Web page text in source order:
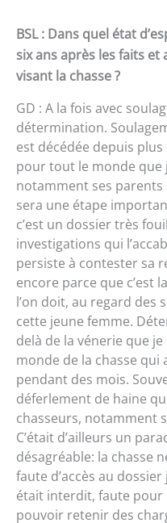
BSL : Dans quel état
six ans après les faits
visant la chasse ?
GD : A la fois avec
détermination.
est décédée depuis
pour tout le monde que
notamment ses
sera une étape
c’est un dossier très
investigations qui
persiste à contester sa
encore parce que c’est
l’on doit, au regard des
cette jeune femme.
delà de la vénerie que
monde de la chasse qui
pendant des mois.
déferlement de haine
chasseurs, notamment
C’était d’ailleurs un
désagréable: la chasse
faute d’accès au
était interdit, faute pour
pouvoir retenir des